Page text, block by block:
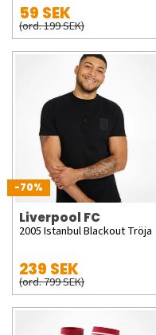
59 SEK
(ord. 199 SEK)
-70%
Liverpool FC
2005 Istanbul Blackout Tröja
239 SEK
(ord. 799 SEK)